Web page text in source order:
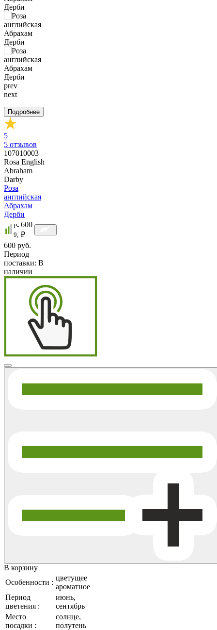
prev
next
Подробнее
5
5 отзывов
107010003
Rosa English
Abraham
Darby
Роза
английская
Абрахам
Дерби
P-
9,
600
₽
600 руб.
Период
поставки: В
наличии
В корзину
Особенности :
цветущее
ароматное
Период
цветения :
июнь,
сентябрь
Место
посадки :
солнце,
полутень